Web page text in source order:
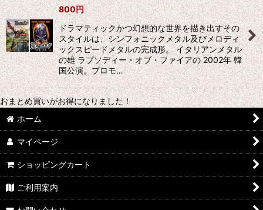
800円
ドラマティックかつ幻想的な世界を描き出すその
スタイルは、シンフォニックメタル及びメロディ
ックスピードメタルの完成形。 イタリアンメタル
の雄 ラプソディー・オブ・ファイアの 2002年 韓
国公演。プロモ…
おまとめ買いがお得になりました！
ホーム
マイページ
ショッピングカート
ご利用案内